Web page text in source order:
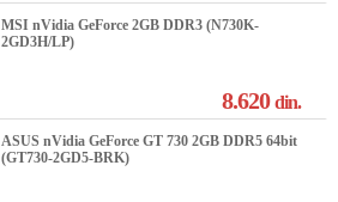
MSI nVidia GeForce 2GB DDR3 (N730K-
2GD3H/LP)
8.620din.
ASUS nVidia GeForce GT 730 2GB DDR5 64bit
(GT730-2GD5-BRK)